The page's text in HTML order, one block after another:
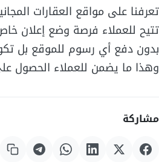
تعرفنا على مواقع العقارات
تتيح للعملاء فرصة وضع إعلان
بدون دفع أي رسوم للموقع بل
وهذا ما يضمن للعملاء الحصول
مشاركة